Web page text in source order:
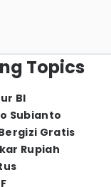
Topics
BI
Subianto
Gratis
Rupiah